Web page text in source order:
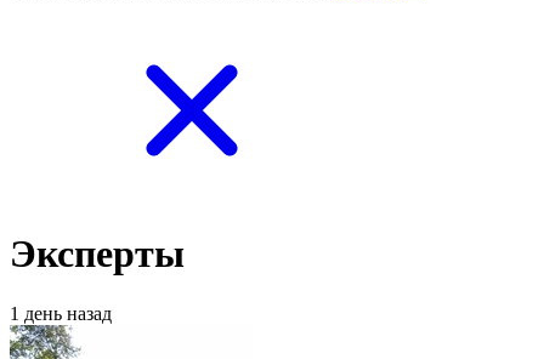
Эксперты
1 день назад